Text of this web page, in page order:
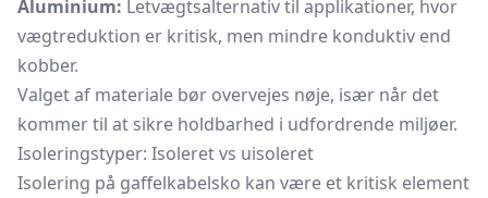
Aluminium: Letvægtsalternativ til applikationer, hvor
vægtreduktion er kritisk, men mindre konduktiv end
kobber.
Valget af materiale bør overvejes nøje, især når det
kommer til at sikre holdbarhed i udfordrende miljøer.
Isoleringstyper: Isoleret vs uisoleret
Isolering på gaffelkabelsko kan være et kritisk element